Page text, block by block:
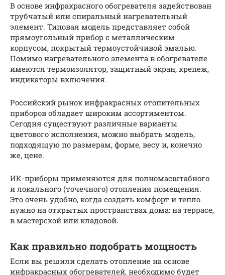
В основе инфракрасного обогревателя задействован
трубчатый или спиральный нагревательный
элемент. Типовая модель представляет собой
прямоугольный прибор с металлическим
корпусом, покрытый термоустойчивой эмалью.
Помимо нагревательного элемента в обогревателе
имеются термоизолятор, защитный экран, крепеж,
индикаторы включения.
Российский рынок инфракрасных отопительных
приборов обладает широким ассортиментом.
Сегодня существуют различные варианты
цветового исполнения, можно выбрать модель,
подходящую по размерам, форме, весу и, конечно
же, цене.
ИК-приборы применяются для полномасштабного
и локального (точечного) отопления помещения.
Это очень удобно, когда создать комфорт и тепло
нужно на открытых пространствах дома: на террасе,
в мастерской или кладовой.
Как правильно подобрать мощность
Если вы решили сделать отопление на основе
инфракрасных обогревателей, необходимо будет